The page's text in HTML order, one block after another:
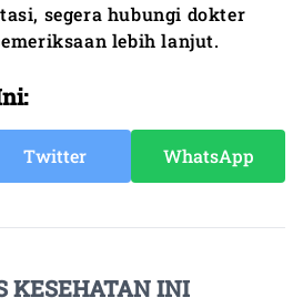
segera hubungi dokter
lebih lanjut.
Twitter WhatsApp
KESEHATAN INI